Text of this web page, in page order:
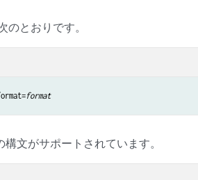
のとおりです。
format
文がサポートされています。